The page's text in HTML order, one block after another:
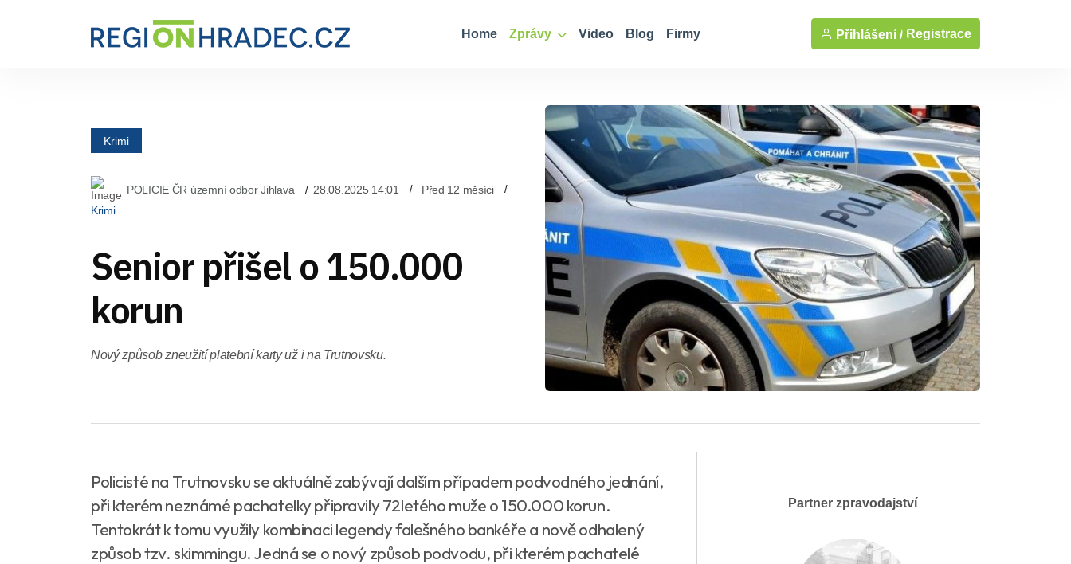
Home Zprávy Video Blog Firmy Přihlášení / Registrace
Krimi
POLICIE ČR územní odbor Jihlava 28.08.2025 14:01
Před 12 měsíci
Krimi
Senior přišel o 150.000
korun
Nový způsob zneužití platební karty už i na Trutnovsku.
Policisté na Trutnovsku se aktuálně zabývají dalším případem podvodného jednání,
při kterém neznámé pachatelky připravily 72letého muže o 150.000 korun.
Tentokrát k tomu využily kombinaci legendy falešného bankéře a nově odhalený
způsob tzv. skimmingu. Jedná se o nový způsob podvodu, při kterém pachatelé
Partner zpravodajství